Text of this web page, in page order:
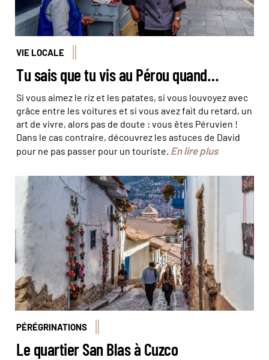
VIE LOCALE
Tu sais que tu vis au Pérou quand…
Si vous aimez le riz et les patates, si vous louvoyez avec
grâce entre les voitures et si vous avez fait du retard, un
art de vivre, alors pas de doute : vous êtes Péruvien !
Dans le cas contraire, découvrez les astuces de David
pour ne pas passer pour un touriste. En lire plus
© Cristi Croitoru/iStock
PÉRÉGRINATIONS
Le quartier San Blas à Cuzco